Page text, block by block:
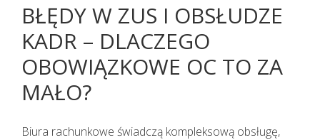
BŁĘDY W ZUS I OBSŁUDZE
KADR – DLACZEGO
OBOWIĄZKOWE OC TO ZA
MAŁO?
Biura rachunkowe świadczą kompleksową obsługę,